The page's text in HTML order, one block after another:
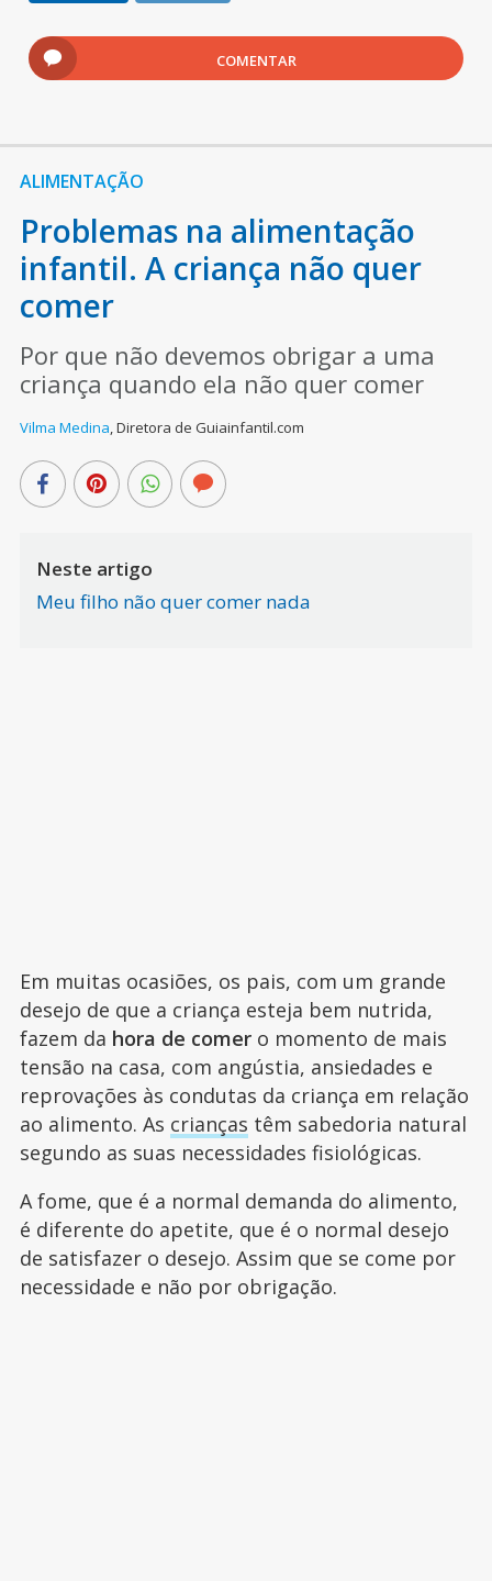
COMENTAR
ALIMENTAÇÃO
Problemas na alimentação
infantil. A criança não quer
comer
Por que não devemos obrigar a uma
criança quando ela não quer comer
Vilma Medina,Diretora de Guiainfantil.com
Neste artigo
Meu filho não quer comer nada
Em muitas ocasiões, os pais, com um grande
desejo de que a criança esteja bem nutrida,
fazem da hora de comero momento de mais
tensão na casa, com angústia, ansiedades e
reprovações às condutas da criança em relação
ao alimento. As crianças têm sabedoria natural
segundo as suas necessidades fisiológicas.
A fome, que é a normal demanda do alimento,
é diferente do apetite, que é o normal desejo
de satisfazer o desejo. Assim que se come por
necessidade e não por obrigação.